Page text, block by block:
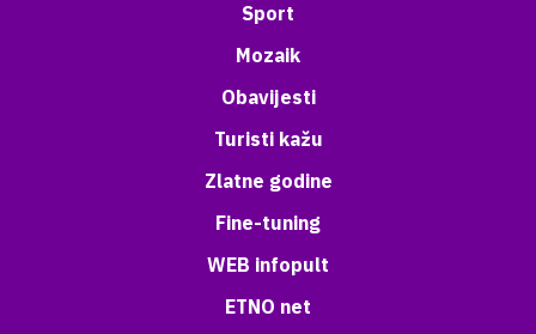
Sport
Mozaik
Obavijesti
Turisti kažu
Zlatne godine
Fine-tuning
WEB infopult
ETNO net